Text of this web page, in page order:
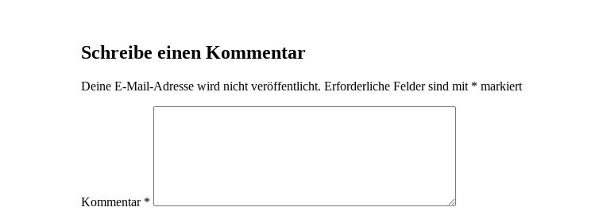
Schreibe einen Kommentar
Deine E-Mail-Adresse wird nicht veröffentlicht. Erforderliche Felder sind mit * markiert
Kommentar *